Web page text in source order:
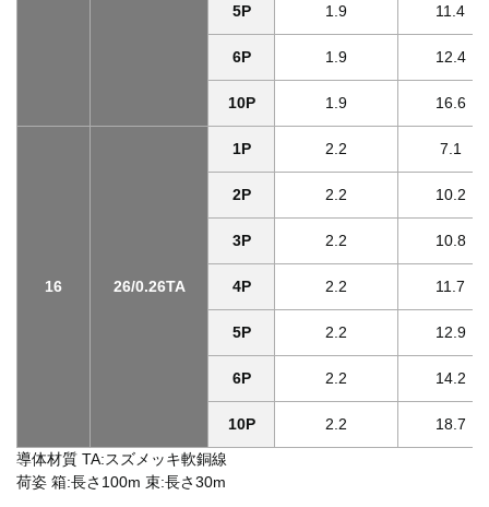
5P 1.9 11.4
6P 1.9 12.4
10P 1.9 16.6
16 26/0.26TA
1P 2.2 7.1
2P 2.2 10.2
3P 2.2 10.8
4P 2.2 11.7
5P 2.2 12.9
6P 2.2 14.2
10P 2.2
18.7
導体材質 TA:スズメッキ軟銅線
荷姿 箱:長さ100m 束:長さ30m